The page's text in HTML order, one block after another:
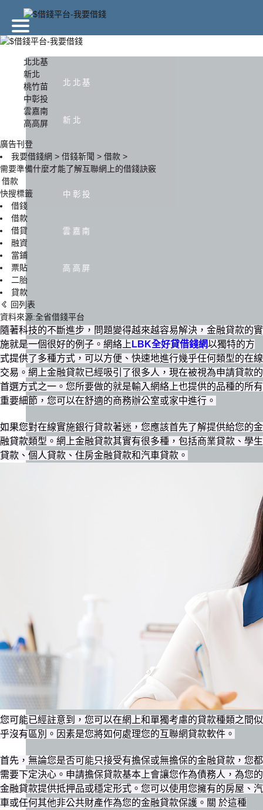
北北基
新北
桃竹苗
中彰投
雲嘉南
高高屏
北北基
新北
桃竹苗
中彰投
雲嘉南
高高屏
廣告刊登
我要借錢網 > 借錢新聞 > 借款 >
需要準備什麼才能了解互聯網上的借錢訣竅
借款
快搜標籤
借錢
借款
借貸
融資
當鋪
票貼
二胎
貸款
回列表
資料來源:全省借錢平台
隨著科技的不斷進步，問題變得越來越容易解決，金融貸款的實
施就是一個很好的例子。網絡上 LBK全好貸借錢網以獨特的方
式提供了多種方式，可以方便、快速地進行幾乎任何類型的在線
交易。網上金融貸款已經吸引了很多人，現在被視為申請貸款的
首選方式之一。您所要做的就是輸入網絡上也提供的品種的所有
重要細節，您可以在舒適的商務辦公室或家中進行。
如果您對在線實施銀行貸款著迷，您應該首先了解提供給您的金
融貸款類型。網上金融貸款其實有很多種，包括商業貸款、學生
貸款、個人貸款、住房金融貸款和汽車貸款。
您可能已經註意到，您可以在網上和單獨考慮的貸款種類之間似
乎沒有區別。因素是您將如何處理您的互聯網貸款軟件。
首先，無論您是否可能只接受有擔保或無擔保的金融貸款，您都
需要下定決心。申請擔保貸款基本上會讓您作為債務人，為您的
金融貸款提供抵押品或穩定形式。您可以使用您擁有的房屋、汽
車或任何其他非公共財產作為您的金融貸款保護。關 於這種
北北基
中彰投